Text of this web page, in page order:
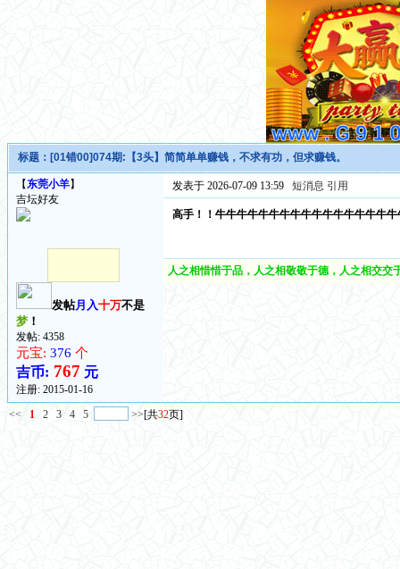
标题： [01错00]074期:【3头】简简单单赚钱，不求有功，但求赚钱。
【东莞小羊】
吉坛好友
发帖月入十万不是
梦！
发帖: 4358
元宝: 376 个
吉币: 767 元
注册: 2015-01-16
发表于 2026-07-09 13:59 短消息 引用
高手！！牛牛牛牛牛牛牛牛牛牛牛牛牛牛牛牛
人之相惜惜于品，人之相敬敬于德，人之相交
<< 1 2 3 4 5 >>[共32页]